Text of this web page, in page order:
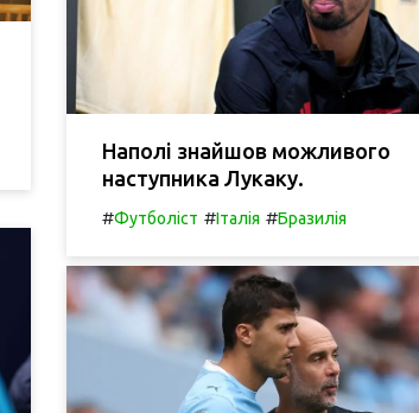
Наполі знайшов можливого
наступника Лукаку.
#Футболіст #Італія #Бразилія